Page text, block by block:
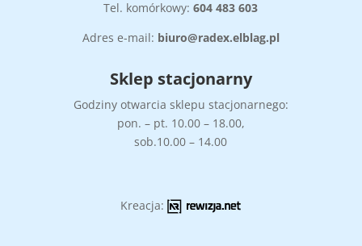
Tel. komórkowy:604 483 603
Adres e-mail: biuro@radex.elblag.pl
Sklep stacjonarny
Godziny otwarcia sklepu stacjonarnego:
pon. – pt. 10.00 – 18.00,
sob.10.00 – 14.00
Kreacja: